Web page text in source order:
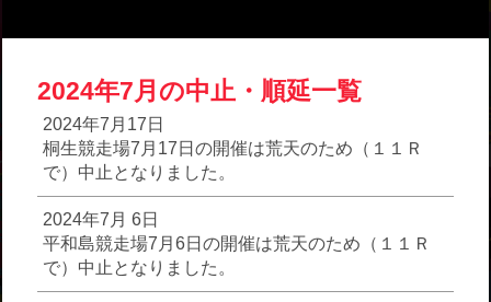
2024年7月の中止・順延一覧
2024年7月17日
桐生競走場7月17日の開催は荒天のため（１１Ｒ
で）中止となりました。
2024年7月 6日
平和島競走場7月6日の開催は荒天のため（１１Ｒ
で）中止となりました。